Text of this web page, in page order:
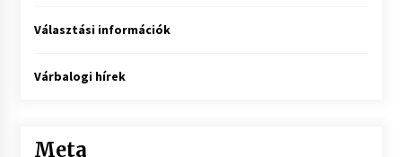
Választási információk
Várbalogi hírek
Meta